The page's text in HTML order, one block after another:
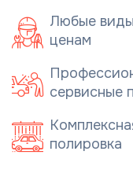
Любые
ценам
сервисные
полировка